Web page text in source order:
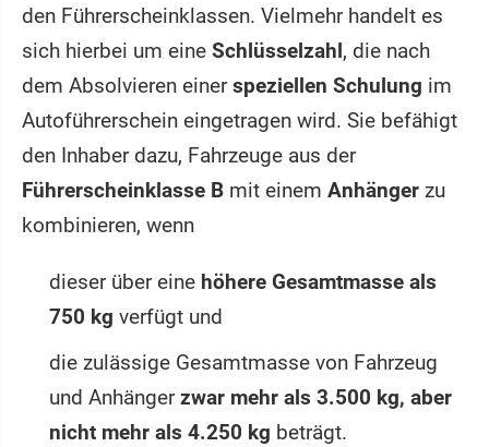
den Führerscheinklassen. Vielmehr handelt es
sich hierbei um eine Schlüsselzahl, die nach
dem Absolvieren einerspeziellen Schulung im
Autoführerschein eingetragen wird. Sie befähigt
den Inhaber dazu, Fahrzeuge aus der
Führerscheinklasse B mit einem Anhänger zu
kombinieren, wenn
dieser über eine höhere Gesamtmasse als
750 kg verfügt und
die zulässige Gesamtmasse von Fahrzeug
und Anhängerzwar mehr als 3.500 kg, aber
nicht mehr als 4.250 kg beträgt.